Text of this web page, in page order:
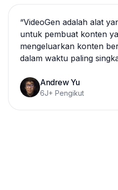
“VideoGen adalah alat
untuk pembuat konten
mengeluarkan konten
dalam waktu paling
Andrew Yu
6J+ Pengikut